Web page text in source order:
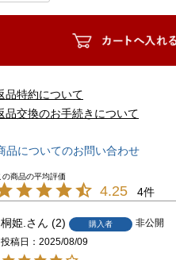
品特約について
品交換のお手続きについて
品についてのお問い合わせ
4.25 4
桐姫. 2 購入者
非公開
投稿日
2025/08/09